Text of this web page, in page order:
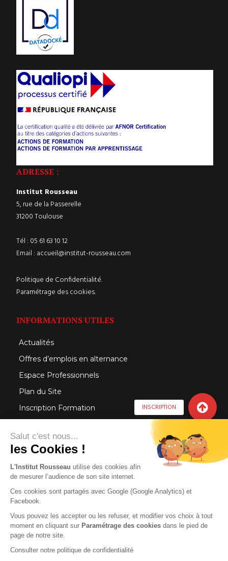
Salut c'est nous...
les Cookies !
L'Institut Rousseau utilise des cookies afin
de mesurer l’audience de son site internet.
Ces cookies sont partagés avec Google (Google Analytics) et
Facebook.
Vous pouvez les accepter ou les refuser, et modifier vos choix à tout
moment en cliquant sur Paramétrage des cookies dans le pied de
page de notre site.
Consulter notre politique de confidentialité
ADRESSE :
Institut Rousseau
31200 Toulouse
Email :
accueil@institut-rousseau.com
INFORMATIONS UTILES
Actualités
Offres d’emplois en alternance
Espace Professionnels
Plan du Site
Nous Contacter
Registre Accessibilité
INSCRIPTION